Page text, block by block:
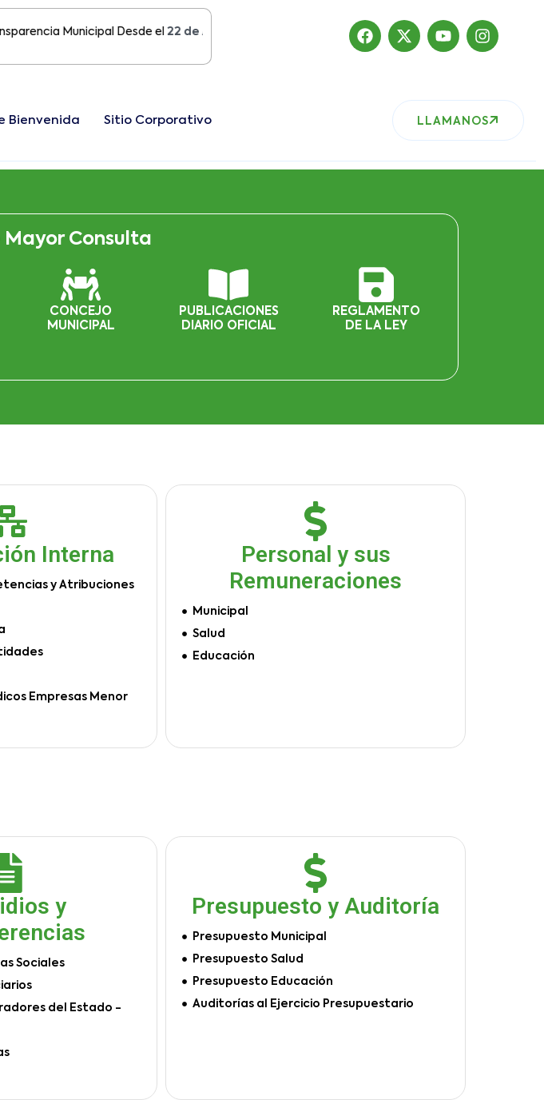
Municipal Desde el22 de Agosto del 2019 , nuestro sitio ha migrado
Bienvenida Sitio Corporativo LLAMANOS
Consulta
CONCEJO
MUNICIPAL
PUBLICACIONES
DIARIO OFICIAL
REGLAMENTO
DE LA LEY
Interna
y Atribuciones
Empresas Menor
Personal y sus
Remuneraciones
Municipal
Salud
Educación
y
Sociales
del Estado -
Presupuesto y Auditoría
Presupuesto Municipal
Presupuesto Salud
Presupuesto Educación
Auditorías al Ejercicio Presupuestario